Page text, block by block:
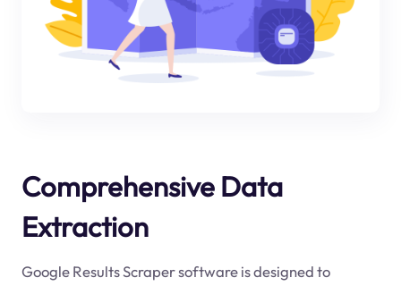
Comprehensive Data
Extraction
Google Results Scraper software is designed to